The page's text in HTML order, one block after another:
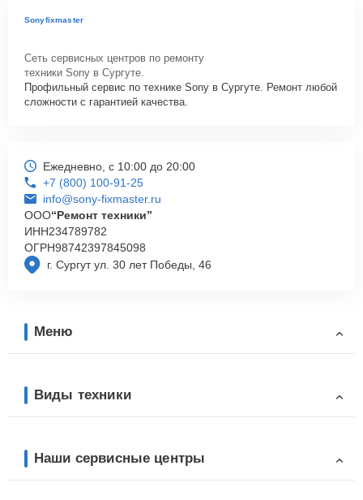
Sonyfixmaster
Сеть сервисных центров по ремонту
техники Sony в Сургуте.
Профильный сервис по технике Sony в Сургуте. Ремонт любой
сложности с гарантией качества.
г. Сургут ул. 30 лет Победы, 46
Ежедневно, с 10:00 до 20:00
+7 (800) 100-91-25
info@sony-fixmaster.ru
ООО“Ремонт техники”
ИНН234789782
ОГРН98742397845098
Меню
Виды техники
Наши сервисные центры